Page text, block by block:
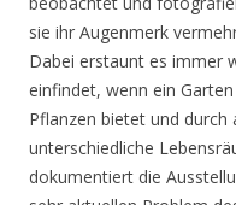
sie ihr Augenmerk
Dabei erstaunt es immer
einfindet, wenn ein
Pflanzen bietet und durch
unterschiedliche
dokumentiert die